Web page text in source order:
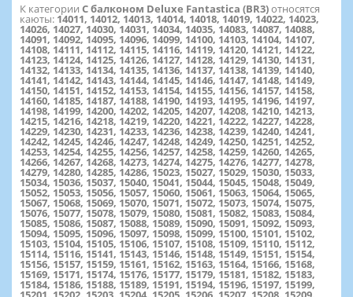
К категории С балконом Deluxe Fantastica (BR3)относятся
каюты: 14011, 14012, 14013, 14014, 14018, 14019, 14022, 14023,
14026, 14027, 14030, 14031, 14034, 14035, 14083, 14087, 14088,
14091, 14092, 14095, 14096, 14099, 14100, 14103, 14104, 14107,
14108, 14111, 14112, 14115, 14116, 14119, 14120, 14121, 14122,
14123, 14124, 14125, 14126, 14127, 14128, 14129, 14130, 14131,
14132, 14133, 14134, 14135, 14136, 14137, 14138, 14139, 14140,
14141, 14142, 14143, 14144, 14145, 14146, 14147, 14148, 14149,
14150, 14151, 14152, 14153, 14154, 14155, 14156, 14157, 14158,
14160, 14185, 14187, 14188, 14190, 14193, 14195, 14196, 14197,
14198, 14199, 14200, 14202, 14205, 14207, 14208, 14210, 14213,
14215, 14216, 14218, 14219, 14220, 14221, 14222, 14227, 14228,
14229, 14230, 14231, 14233, 14236, 14238, 14239, 14240, 14241,
14242, 14245, 14246, 14247, 14248, 14249, 14250, 14251, 14252,
14253, 14254, 14255, 14256, 14257, 14258, 14259, 14260, 14265,
14266, 14267, 14268, 14273, 14274, 14275, 14276, 14277, 14278,
14279, 14280, 14285, 14286, 15023, 15027, 15029, 15030, 15033,
15034, 15036, 15037, 15040, 15041, 15044, 15045, 15048, 15049,
15052, 15053, 15056, 15057, 15060, 15061, 15063, 15064, 15065,
15067, 15068, 15069, 15070, 15071, 15072, 15073, 15074, 15075,
15076, 15077, 15078, 15079, 15080, 15081, 15082, 15083, 15084,
15085, 15086, 15087, 15088, 15089, 15090, 15091, 15092, 15093,
15094, 15095, 15096, 15097, 15098, 15099, 15100, 15101, 15102,
15103, 15104, 15105, 15106, 15107, 15108, 15109, 15110, 15112,
15114, 15116, 15141, 15143, 15146, 15148, 15149, 15151, 15154,
15156, 15157, 15159, 15161, 15162, 15163, 15164, 15166, 15168,
15169, 15171, 15174, 15176, 15177, 15179, 15181, 15182, 15183,
15184, 15186, 15188, 15189, 15191, 15194, 15196, 15197, 15199,